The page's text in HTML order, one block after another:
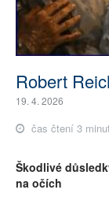
Robert
19. 4. 2026
čas čtení 3
Škodlivé
na očích